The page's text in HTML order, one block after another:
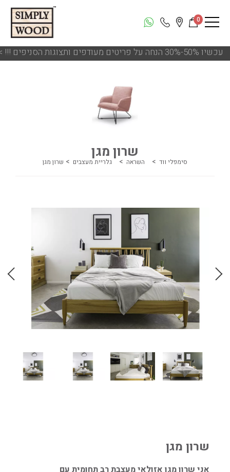
0
!!! עכשיו 50%-30% הנחה על פריטים מעודפים ותצוגות הסניפים
שרון מגן
סימפלי ווד השראה גלריית מעצבים שרון מגן
שרון מגן